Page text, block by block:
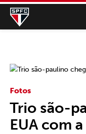
Fotos
Trio são-
EUA com